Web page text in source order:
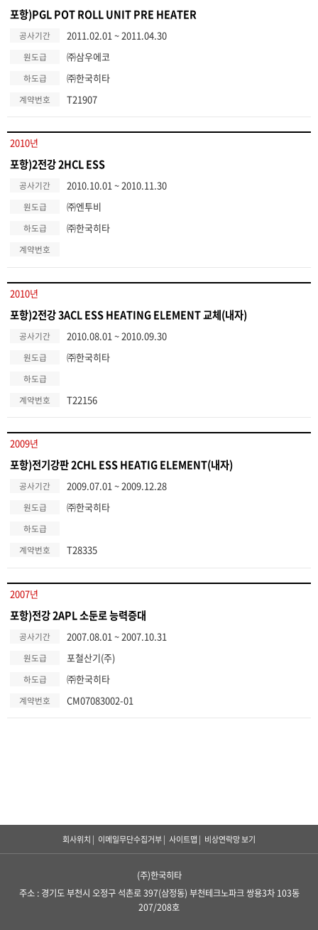
포항)PGL POT ROLL UNIT PRE HEATER
공사기간 2011.02.01 ~ 2011.04.30
원도급 ㈜삼우에코
하도급 ㈜한국히타
계약번호 T21907
2010년
포항)2전강 2HCL ESS
공사기간 2010.10.01 ~ 2010.11.30
원도급 ㈜엔투비
하도급 ㈜한국히타
계약번호
2010년
포항)2전강 3ACL ESS HEATING ELEMENT 교체(내자)
공사기간 2010.08.01 ~ 2010.09.30
원도급 ㈜한국히타
하도급
계약번호
T22156
2009년
포항)전기강판 2CHL ESS HEATIG ELEMENT(내자)
공사기간 2009.07.01 ~ 2009.12.28
원도급 ㈜한국히타
하도급
계약번호
T28335
2007년
포항)전강 2APL 소둔로 능력증대
공사기간 2007.08.01 ~ 2007.10.31
원도급 포철산기(주)
하도급 ㈜한국히타
계약번호 CM07083002-01
회사위치 | 이메일무단수집거부| 사이트맵 | 비상연락망 보기
(주)한국히타
주소 : 경기도 부천시 오정구 석촌로 397(삼정동) 부천테크노파크 쌍용3차 103동
207/208호